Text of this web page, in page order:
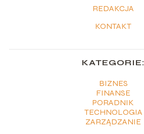
REDAKCJA
KONTAKT
KATEGORIE:
BIZNES
FINANSE
PORADNIK
TECHNOLOGIA
ZARZĄDZANIE